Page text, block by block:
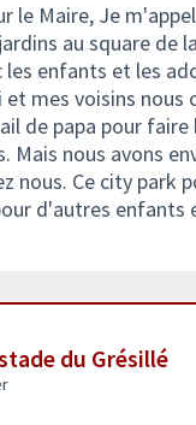
le Maire, Je
au square de
enfants et les
mes voisins
de papa pour
Mais nous avons
nous. Ce city park
d'autres enfants
du Grésillé